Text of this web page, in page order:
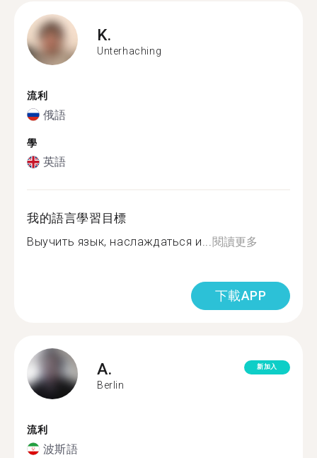
K.
Unterhaching
流利
俄語
學
英語
我的語言學習目標
Выучить язык, наслаждаться и...閱讀更多
下載APP
A.
Berlin
新加入
流利
波斯語